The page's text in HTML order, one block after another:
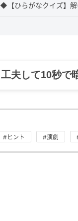
◆【ひらがなクイズ】解
工夫して10秒で
#ヒント #演劇